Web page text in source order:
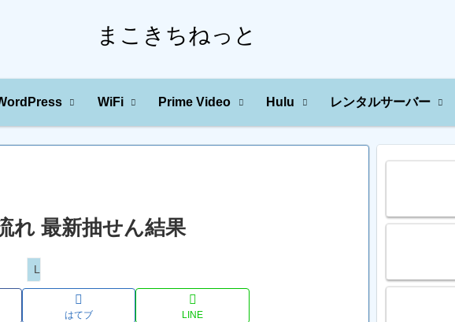
まこきちねっと
WiFi Prime Video Hulu レンタルサーバー
れ 最新抽せん結果
Loto
はてブ LINE